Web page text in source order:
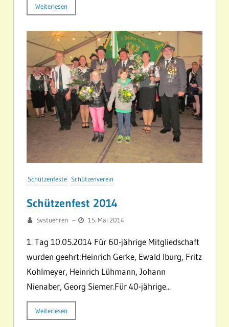
Weiterlesen
Schützenfeste Schützenverein
Schützenfest 2014
Svstuehren – 15. Mai 2014
1. Tag 10.05.2014 Für 60-jährige Mitgliedschaft
wurden geehrt:Heinrich Gerke, Ewald Iburg, Fritz
Kohlmeyer, Heinrich Lühmann, Johann
Nienaber, Georg Siemer.Für 40-jährige...
Weiterlesen